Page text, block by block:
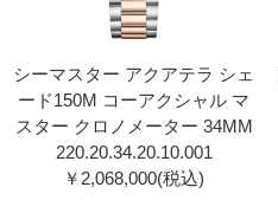
シーマスター アクアテラ シェ
ード150M コーアクシャル マ
スター クロノメーター 34MM
220.20.34.20.10.00 1
￥2,068,000(税込)